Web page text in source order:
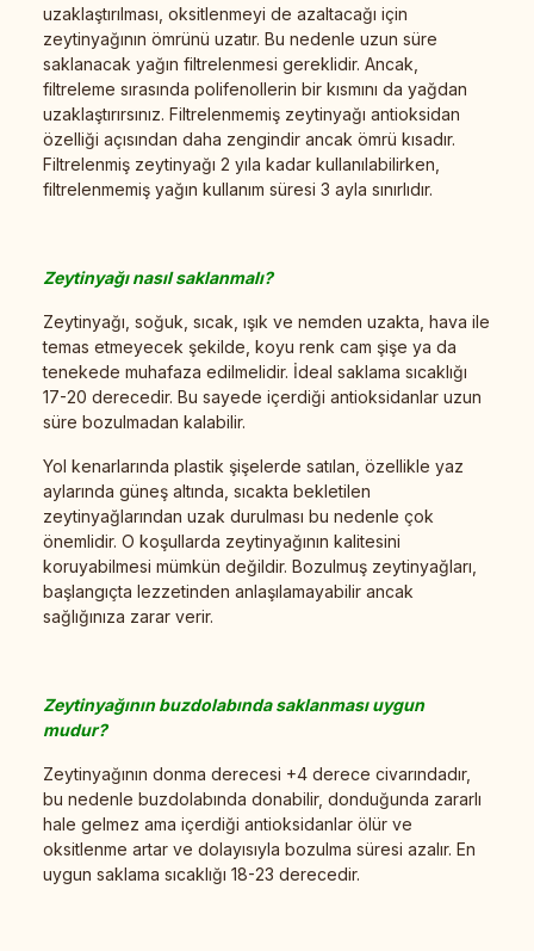
uzaklaştırılması, oksitlenmeyi de azaltacağı için
zeytinyağının ömrünü uzatır. Bu nedenle uzun süre
saklanacak yağın filtrelenmesi gereklidir. Ancak,
filtreleme sırasında polifenollerin bir kısmını da yağdan
uzaklaştırırsınız. Filtrelenmemiş zeytinyağı antioksidan
özelliği açısından daha zengindir ancak ömrü kısadır.
Filtrelenmiş zeytinyağı 2 yıla kadar kullanılabilirken,
filtrelenmemiş yağın kullanım süresi 3 ayla sınırlıdır.
Zeytinyağı nasıl saklanmalı?
Zeytinyağı, soğuk, sıcak, ışık ve nemden uzakta, hava ile
temas etmeyecek şekilde, koyu renk cam şişe ya da
tenekede muhafaza edilmelidir. İdeal saklama sıcaklığı
17-20 derecedir. Bu sayede içerdiği antioksidanlar uzun
süre bozulmadan kalabilir.
Yol kenarlarında plastik şişelerde satılan, özellikle yaz
aylarında güneş altında, sıcakta bekletilen
zeytinyağlarından uzak durulması bu nedenle çok
önemlidir. O koşullarda zeytinyağının kalitesini
koruyabilmesi mümkün değildir. Bozulmuş zeytinyağları,
başlangıçta lezzetinden anlaşılamayabilir ancak
sağlığınıza zarar verir.
Zeytinyağının buzdolabında saklanması uygun
mudur?
Zeytinyağının donma derecesi +4 derece civarındadır,
bu nedenle buzdolabında donabilir, donduğunda zararlı
hale gelmez ama içerdiği antioksidanlar ölür ve
oksitlenme artar ve dolayısıyla bozulma süresi azalır. En
uygun saklama sıcaklığı 18-23 derecedir.